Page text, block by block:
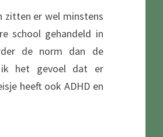
zitten er wel minstens
school gehandeld in
de norm dan de
ik het gevoel dat er
heeft ook ADHD en